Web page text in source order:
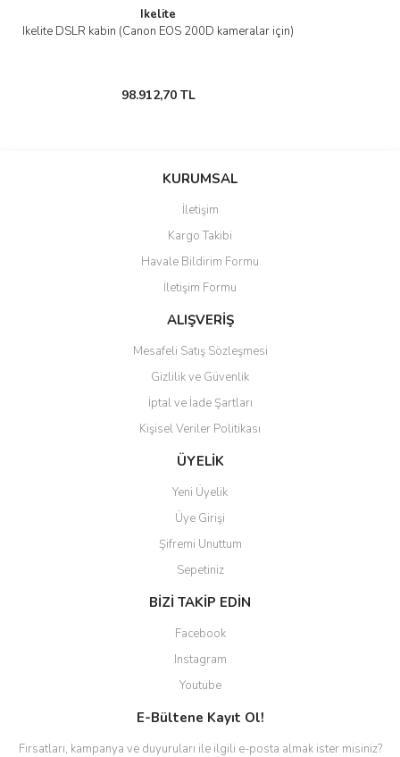
Ikelite
Ikelite DSLR kabin (Canon EOS 200D kameralar için)
98.912,70 TL
KURUMSAL
İletişim
Kargo Takibi
Havale Bildirim Formu
İletişim Formu
ALIŞVERİŞ
Mesafeli Satış Sözleşmesi
Gizlilik ve Güvenlik
İptal ve İade Şartları
Kişisel Veriler Politikası
ÜYELİK
Yeni Üyelik
Üye Girişi
Şifremi Unuttum
Sepetiniz
BİZİ TAKİP EDİN
Facebook
Instagram
Youtube
E-Bültene Kayıt Ol!
Fırsatları, kampanya ve duyuruları ile ilgili e-posta almak ister misiniz?